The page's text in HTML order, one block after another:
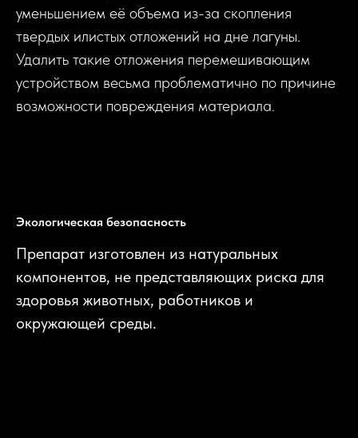
уменьшением её объема из-за скопления
твердых илистых отложений на дне лагуны.
Удалить такие отложения перемешивающим
устройством весьма проблематично по причине
возможности повреждения материала.
Экологическая безопасность
Препарат изготовлен из натуральных
компонентов, не представляющих риска для
здоровья животных, работников и
окружающей среды.